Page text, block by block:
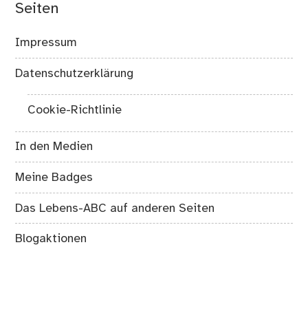
Seiten
Impressum
Datenschutzerklärung
Cookie-Richtlinie
In den Medien
Meine Badges
Das Lebens-ABC auf anderen Seiten
Blogaktionen